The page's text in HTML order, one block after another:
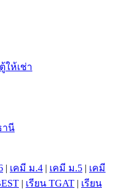
ให้เช่า
านี
| เคมี ม.4 | เคมี ม.5 | เคมี
| เรียน TGAT | เรียน